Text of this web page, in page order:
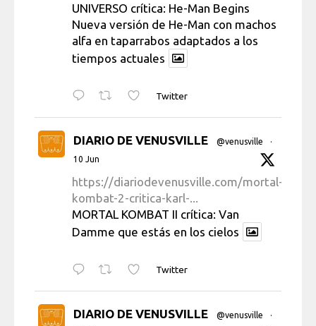
UNIVERSO crítica: He-Man Begins
Nueva versión de He-Man con machos
alfa en taparrabos adaptados a los
tiempos actuales
Twitter
DIARIO DE VENUSVILLE @venusville
·
10 Jun
https://diariodevenusville.com/mortal-
kombat-2-critica-karl-...
MORTAL KOMBAT II crítica: Van
Damme que estás en los cielos
Twitter
DIARIO DE VENUSVILLE @venusville
·